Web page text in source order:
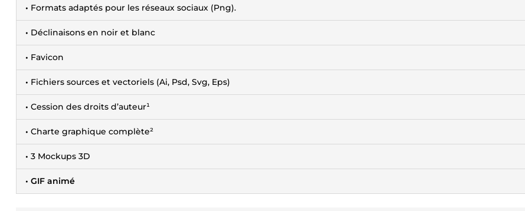
• Formats adaptés pour les réseaux sociaux (Png).
• Déclinaisons en noir et blanc
• Favicon
• Fichiers sources et vectoriels (Ai, Psd, Svg, Eps)
• Cession des droits d’auteur¹
• Charte graphique complète²
• 3 Mockups 3D
• GIF animé